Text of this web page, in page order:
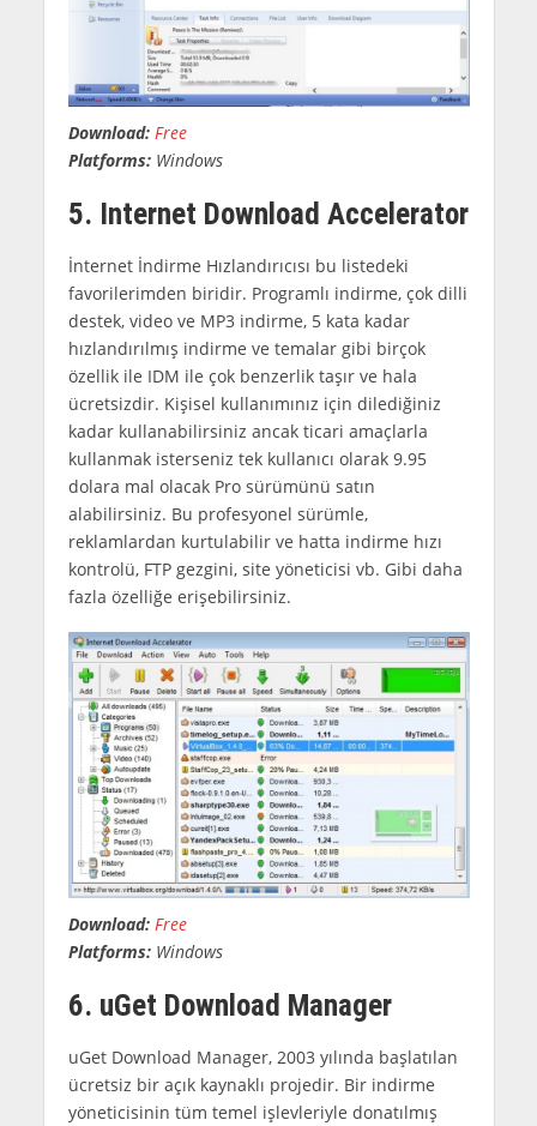
Download: Free
Platforms: Windows
5. Internet Download Accelerator
İnternet İndirme Hızlandırıcısı bu listedeki
favorilerimden biridir. Programlı indirme, çok dilli
destek, video ve MP3 indirme, 5 kata kadar
hızlandırılmış indirme ve temalar gibi birçok
özellik ile IDM ile çok benzerlik taşır ve hala
ücretsizdir. Kişisel kullanımınız için dilediğiniz
kadar kullanabilirsiniz ancak ticari amaçlarla
kullanmak isterseniz tek kullanıcı olarak 9.95
dolara mal olacak Pro sürümünü satın
alabilirsiniz. Bu profesyonel sürümle,
reklamlardan kurtulabilir ve hatta indirme hızı
kontrolü, FTP gezgini, site yöneticisi vb. Gibi daha
fazla özelliğe erişebilirsiniz.
Download: Free
Platforms: Windows
6. uGet Download Manager
uGet Download Manager, 2003 yılında başlatılan
ücretsiz bir açık kaynaklı projedir. Bir indirme
yöneticisinin tüm temel işlevleriyle donatılmış